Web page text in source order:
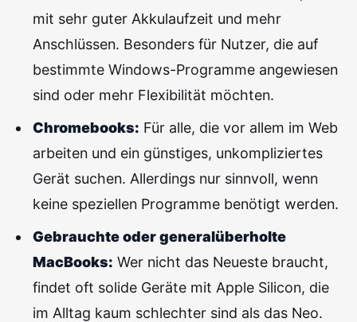
mit sehr guter Akkulaufzeit und mehr
Anschlüssen. Besonders für Nutzer, die auf
bestimmte Windows-Programme angewiesen
sind oder mehr Flexibilität möchten.
Chromebooks: Für alle, die vor allem im Web
arbeiten und ein günstiges, unkompliziertes
Gerät suchen. Allerdings nur sinnvoll, wenn
keine speziellen Programme benötigt werden.
Gebrauchte oder generalüberholte
MacBooks: Wer nicht das Neueste braucht,
findet oft solide Geräte mit Apple Silicon, die
im Alltag kaum schlechter sind als das Neo.